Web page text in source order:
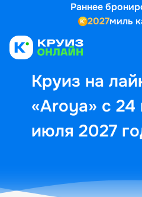
Раннее
2027миль
Круиз на
«Aroya» с 24
июля 2027
Выбор